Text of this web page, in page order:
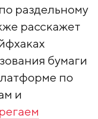
раздельному
расскажет
бумаги
по
и